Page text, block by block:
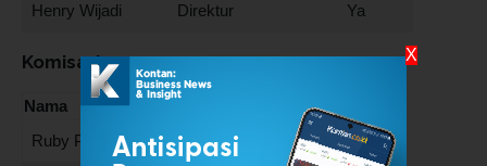
Henry Wijadi Direktur Ya
Komisaris
Nama
Independen
Ruby Panjaitan
Komisaris Utama Tidak
X